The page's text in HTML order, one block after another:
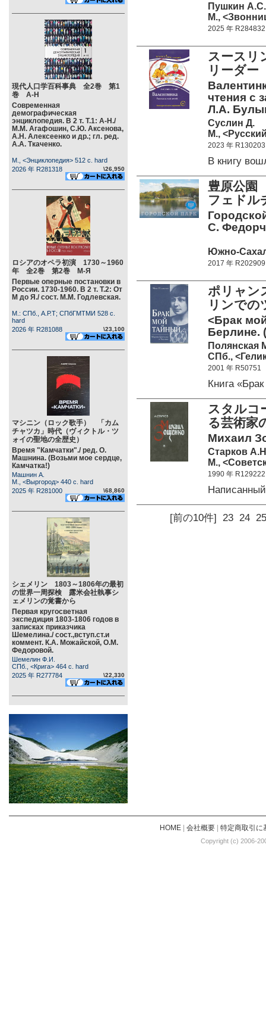
現代人口学百科事典 全2巻 第1
巻 А-Н
Современная
демографическая
энциклопедия. В 2 т. Т.1: А-Н./
М.М. Агафошин, С.Ю. Аксенова,
А.Н. Алексеенко и др.; гл. ред.
А.А. Ткаченко.
М., <Энциклопедия> 512 c. hard
2026 年 R281318
\26,950
ロシアのオペラ初演 1730～1960
年 全2巻 第2巻 М-Я
Первые оперные постановки в
России. 1730-1960. В 2 т. Т.2: От
М до Я./ сост. М.М. Годлевская.
М.: СПб., А.Р.Т; СПбГМТМИ 528 c.
hard
2026 年 R281088
\23,100
マシニン（ロック歌手） 「カム
チャツカ」時代（ヴィクトル・ツ
ォイの聖地の全歴史）
Время "Камчатки"./ ред. О.
Машнина. (Возьми мое сердце,
Камчатка!)
Машнин А.
М., <Выргород> 440 c. hard
2025 年 R281000
\68,860
シェメリン 1803～1806年の最初
の世界一周探検 露米会社執事シ
ェメリンの覚書から
Первая кругосветная
экспедиция 1803-1806 годов в
записках приказчика
Шемелина./ сост.,вступ.ст.и
коммент. К.А. Можайской, О.М.
Федоровой.
Шемелин Ф.И.
СПб., <Крига> 464 c. hard
2025 年 R277784
\22,330
Пушкин А.С.
М.,
2025 年 R284832
スース
リーダー
чтения с
Л.А.
Суслин Д.
М.,
2023 年 R130203
В книгу
豊原公園
フェドル
С.
Южно-
2017 年 R202909
ポリャン
リンで
<Брак
Берлине.
Полянская
СПб.,
2001 年 R50751
Книга
スタル
る芸術
Михаил
Старков
М.,
1990 年 R129222
[前の10件] 23 24 25
HOME| 会社概要| 特定商取引に
Copyright (c) 2006-